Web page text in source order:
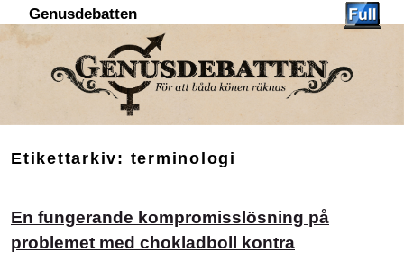
Genusdebatten
Etikettarkiv: terminologi
En fungerande kompromisslösning på
problemet med chokladboll kontra